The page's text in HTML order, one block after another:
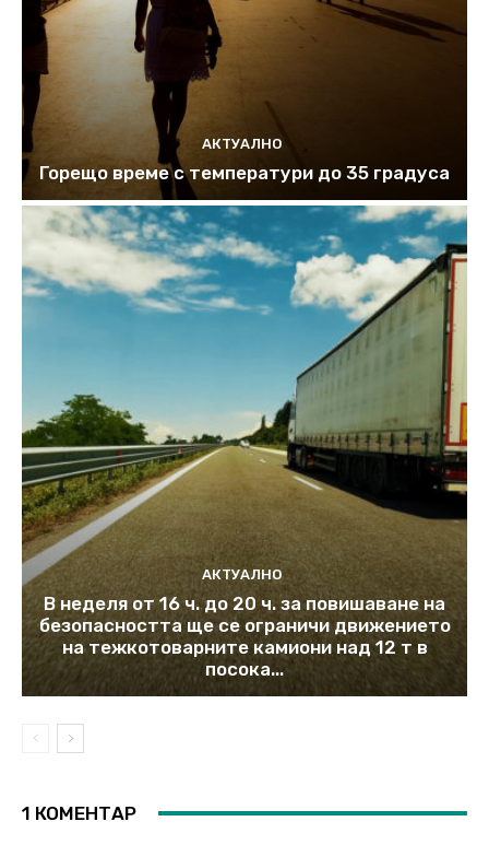
АКТУАЛНО
Горещо време с температури до 35 градуса
АКТУАЛНО
В неделя от 16 ч. до 20 ч. за повишаване на
безопасността ще се ограничи движението
на тежкотоварните камиони над 12 т в
посока...
1 КОМЕНТАР